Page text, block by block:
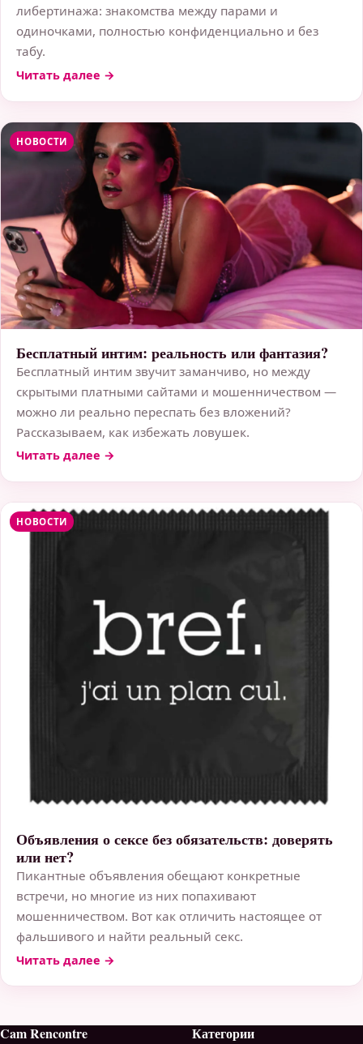
либертинажа: знакомства между парами и
одиночками, полностью конфиденциально и без
табу.
Читать далее →
НОВОСТИ
Бесплатный интим: реальность или фантазия?
Бесплатный интим звучит заманчиво, но между
скрытыми платными сайтами и мошенничеством —
можно ли реально переспать без вложений?
Рассказываем, как избежать ловушек.
Читать далее →
НОВОСТИ
Объявления о сексе без обязательств: доверять
или нет?
Пикантные объявления обещают конкретные
встречи, но многие из них попахивают
мошенничеством. Вот как отличить настоящее от
фальшивого и найти реальный секс.
Читать далее →
Cam Rencontre Категории